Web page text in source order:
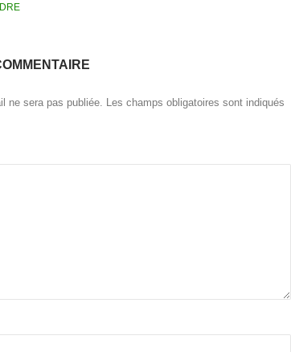
ne sera pas publiée.
Les champs obligatoires sont indiqués